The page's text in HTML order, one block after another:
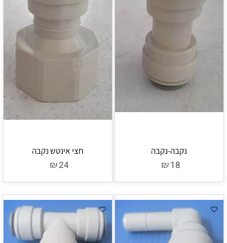
נקבה-נקבה
₪18
חצי אינטש נקבה
₪24